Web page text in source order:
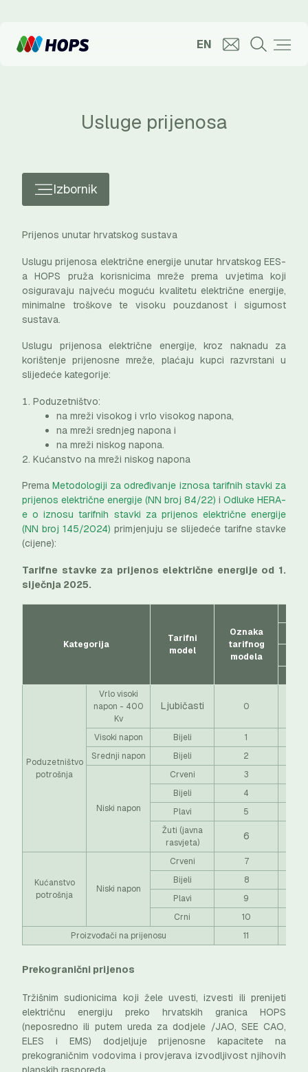
EN
Usluge prijenosa
Izbornik
Prijenos unutar hrvatskog sustava
Uslugu prijenosa električne energije unutar hrvatskog EES-
a HOPS pruža korisnicima mreže prema uvjetima koji
osiguravaju najveću moguću kvalitetu električne energije,
minimalne troškove te visoku pouzdanost i sigurnost
sustava.
Uslugu prijenosa električne energije, kroz naknadu za
korištenje prijenosne mreže, plaćaju kupci razvrstani u
slijedeće kategorije:
Poduzetništvo:
na mreži visokog i vrlo visokog napona,
na mreži srednjeg napona i
na mreži niskog napona.
Kućanstvo na mreži niskog napona
PremaMetodologiji za određivanje iznosa tarifnih stavki za
prijenos električne energije (NN broj 84/22) i Odluke HERA-
e o iznosu tarifnih stavki za prijenos električne energije
(NN broj 145/2024) primjenjuju se slijedeće tarifne stavke
(cijene):
Tarifne stavke za prijenos električne energije od 1.
siječnja 2025.
Kategorija
Tarifni
model
Oznaka
tarifnog
modela
Poduzetništvo
potrošnja
Vrlo visoki
napon - 400
Kv
Ljubičasti 0
Visoki napon Bijeli
1
Srednji napon
Bijeli 2
Niski napon
Crveni
3
Bijeli
4
Plavi
5
Žuti (javna
rasvjeta)
6
Kućanstvo
potrošnja
Niski napon
Crveni
7
Bijeli
8
Plavi
9
Crni
10
Proizvođači na prijenosu
11
Prekogranični prijenos
Tržišnim sudionicima koji žele uvesti, izvesti ili prenijeti
električnu energiju preko hrvatskih granica HOPS
(neposredno ili putem ureda za dodjele /JAO, SEE CAO,
ELES i EMS) dodjeljuje prijenosne kapacitete na
prekograničnim vodovima i provjerava izvodljivost njihovih